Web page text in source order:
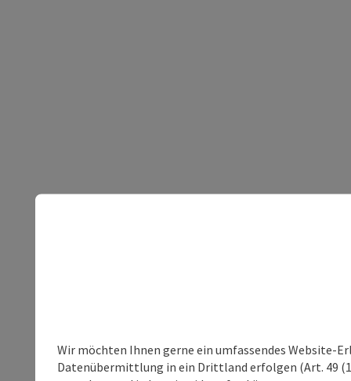
Wir möchten Ihnen gerne ein umfassendes Website-
Datenübermittlung in ein Drittland erfolgen (Art. 49